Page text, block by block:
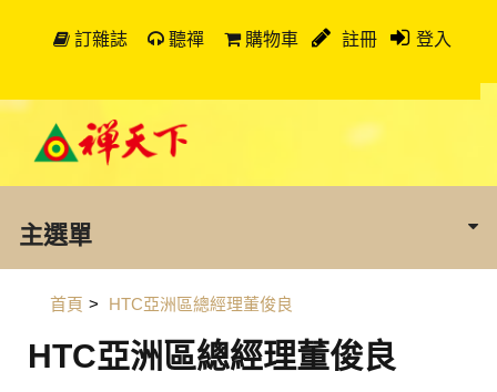
訂雜誌 聽禪 購物車 註冊 登入
主選單
首頁 > HTC亞洲區總經理董俊良
HTC亞洲區總經理董俊良